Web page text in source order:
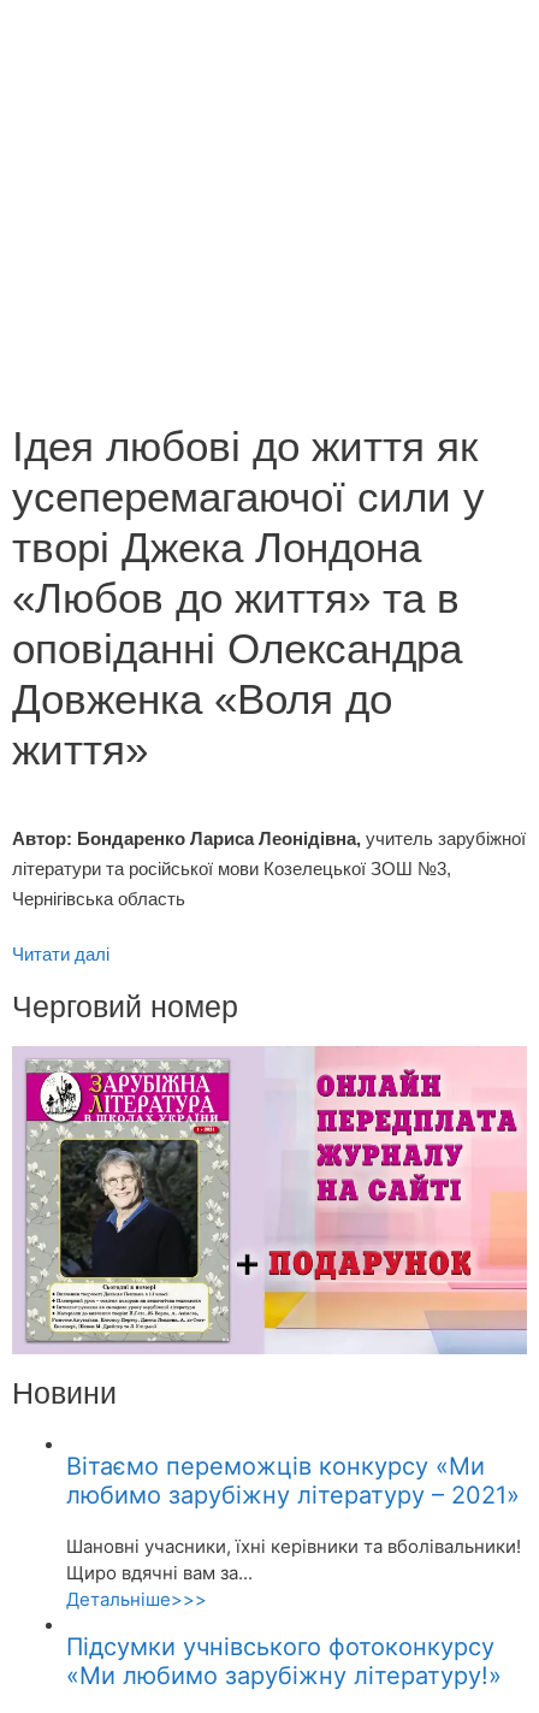
Ідея любові до життя як
усеперемагаючої сили у
творі Джека Лондона
«Любов до життя» та в
оповіданні Олександра
Довженка «Воля до
життя»
Автор: Бондаренко Лариса Леонідівна, учитель зарубіжної
літератури та російської мови Козелецької ЗОШ №3,
Чернігівська область
Читати далі
Черговий номер
Новини
Вітаємо переможців конкурсу «Ми
любимо зарубіжну літературу – 2021»
Шановні учасники, їхні керівники та вболівальники!
Щиро вдячні вам за...
Детальніше>>>
Підсумки учнівського фотоконкурсу
«Ми любимо зарубіжну літературу!»